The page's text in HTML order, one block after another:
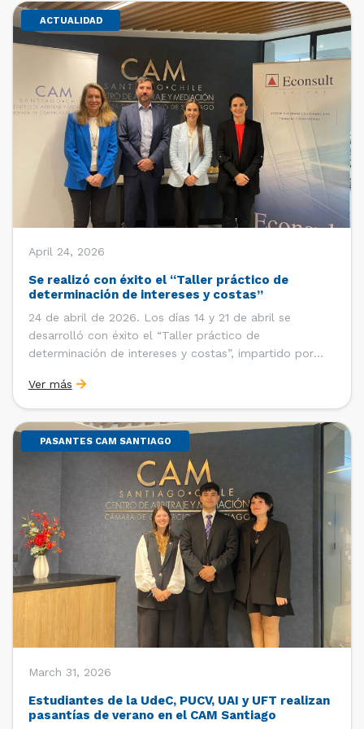
ACTUALIDAD
April 24, 2026
Se realizó con éxito el “Taller práctico de
determinación de intereses y costas”
24 de abril de 2026. Los días 14 y 21 de abril se
desarrolló con éxito el “Taller práctico de
determinación de intereses y costas”, impartido por
Universidad Católica de Chile y Magíster en Economía
de la Universidad de Chicago) y María Luisa Petitpas
[…]
Ver más
PASANTES CAM SANTIAGO
March 31, 2026
Estudiantes de la UdeC, PUCV, UAI y UFT realizan
pasantías de verano en el CAM Santiago